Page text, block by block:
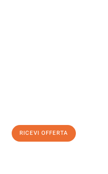
RICEVI OFFERTA